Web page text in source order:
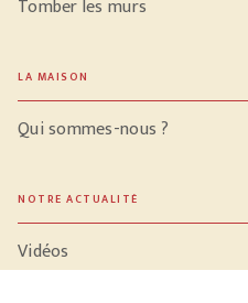
Tomber les murs
LA MAISON
Qui sommes-nous ?
NOTRE ACTUALITÉ
Vidéos